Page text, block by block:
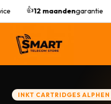
👍12 maandengarantie
INKT CARTRIDGES